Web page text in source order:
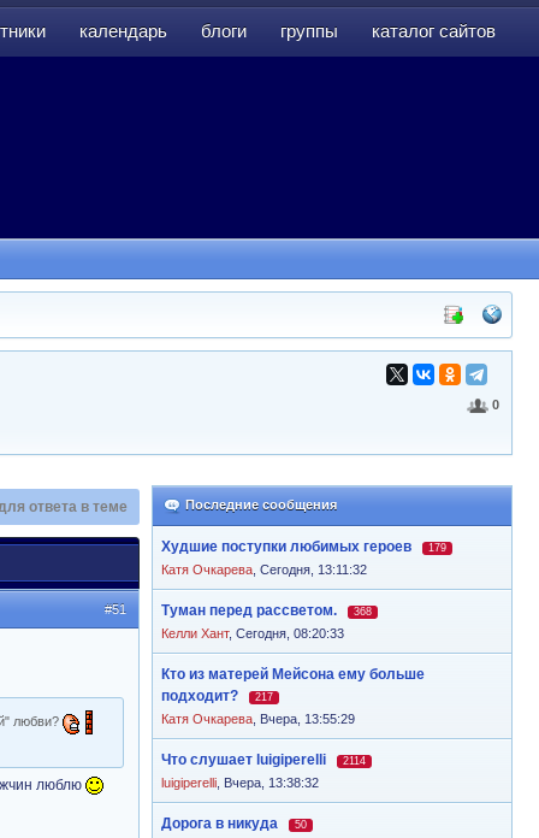
календарь блоги группы каталог сайтов
0
Последние сообщения
Худшие поступки любимых героев 179
Катя Очкарева Сегодня, 13:11:32
Туман перед рассветом. 368
Келли Хант, Сегодня, 08:20:33
Кто из матерей Мейсона ему больше
подходит?
217
Катя Очкарева Вчера, 13:55:29
Что слушает luigiperelli 2114
luigiperelli Вчера, 13:38:32
Дорога в никуда 50
ответа в теме
#51
любви?
люблю